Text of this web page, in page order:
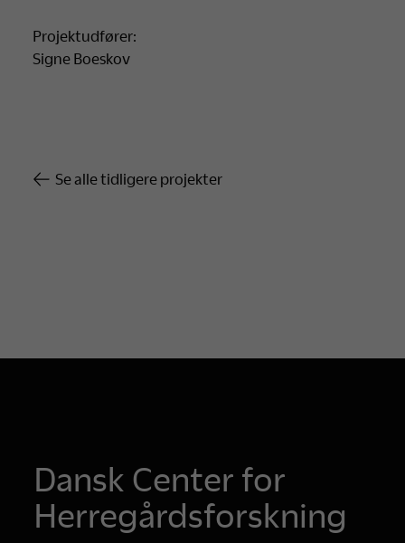
Projektudfører:
Signe Boeskov
Se alle tidligere projekter
Dansk Center for
Herregårdsforskning